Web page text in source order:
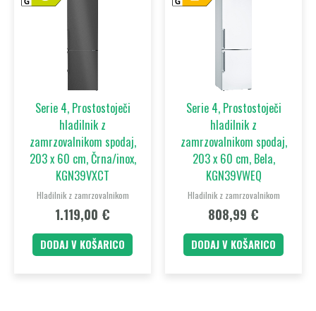
Serie 4, Prostostoječi
hladilnik z
zamrzovalnikom spodaj,
203 x 60 cm, Črna/inox,
KGN39VXCT
Hladilnik z zamrzovalnikom
1.119,00 €
DODAJ V KOŠARICO
Serie 4, Prostostoječi
hladilnik z
zamrzovalnikom spodaj,
203 x 60 cm, Bela,
KGN39VWEQ
Hladilnik z zamrzovalnikom
808,99 €
DODAJ V KOŠARICO